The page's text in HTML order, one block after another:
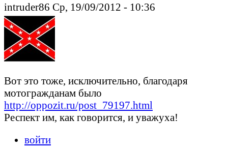
intruder86 Ср, 19/09/2012 - 10:36
Вот это тоже, исключительно, благодаря
мотогражданам было
http://oppozit.ru/post_79197.html
Респект им, как говорится, и уважуха!
войти